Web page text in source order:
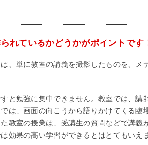
れているかどうかがポイントです
は、単に教室の講義を撮影したものを、メ
と勉強に集中できません。教室では、講
は、画面の向こうから語りかけてくる臨
教室の授業は、受講生の質問などで講義
効果の高い学習ができるとはとてもいえ